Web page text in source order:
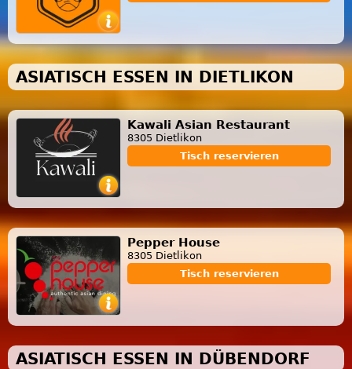
ASIATISCH ESSEN IN DIETLIKON
Kawali Asian Restaurant
8305 Dietlikon
Tisch reservieren
Pepper House
8305 Dietlikon
Tisch reservieren
ASIATISCH ESSEN IN DÜBENDORF